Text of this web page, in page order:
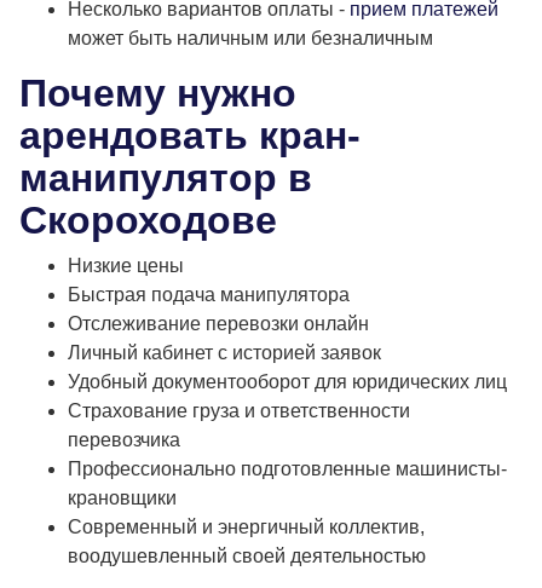
Несколько вариантов оплаты - прием платежей
может быть наличным или безналичным
Почему нужно
арендовать кран-
манипулятор в
Скороходове
Низкие цены
Быстрая подача манипулятора
Отслеживание перевозки онлайн
Личный кабинет с историей заявок
Удобный документооборот для юридических лиц
Страхование груза и ответственности
перевозчика
Профессионально подготовленные машинисты-
крановщики
Современный и энергичный коллектив,
воодушевленный своей деятельностью